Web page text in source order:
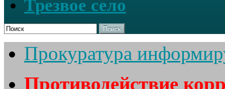
Трезвое село
Поиск
Прокуратура
Противодействие